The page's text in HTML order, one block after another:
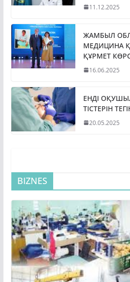
11.12.2025
ЖАМБЫЛ
МЕДИЦИНА
ҚҰРМЕТ
16.06.2025
ЕНДІ
ТІСТЕРІН
20.05.2025
BIZNES